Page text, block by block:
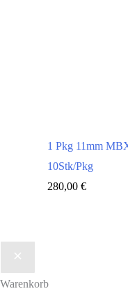
1 Pkg 11mm
10Stk/Pkg
280,00 €
Warenkorb